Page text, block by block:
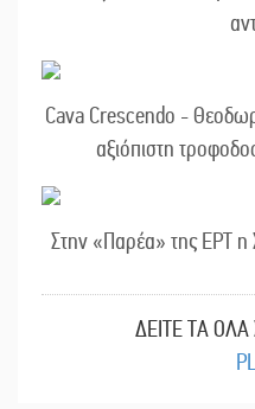
Cava Crescendo -
αξιόπιστη
Στην «Παρέα» της ΕΡΤ η
ΔΕΙΤΕ ΤΑ